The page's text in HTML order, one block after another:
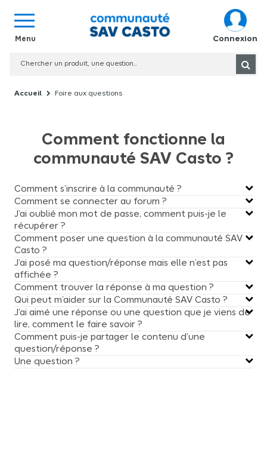
Connexion
Foire aux questions
Comment fonctionne la
communauté SAV Casto ?
Comment s’inscrire à la communauté ?
Comment se connecter au forum ?
J’ai oublié mon mot de passe, comment puis-je le
récupérer ?
Comment poser une question à la communauté SAV
Casto ?
J’ai posé ma question/réponse mais elle n’est pas
affichée ?
Comment trouver la réponse à ma question ?
Qui peut m’aider sur la Communauté SAV Casto ?
J’ai aimé une réponse ou une question que je viens de
lire, comment le faire savoir ?
Comment puis-je partager le contenu d’une
question/réponse ?
Une question ?